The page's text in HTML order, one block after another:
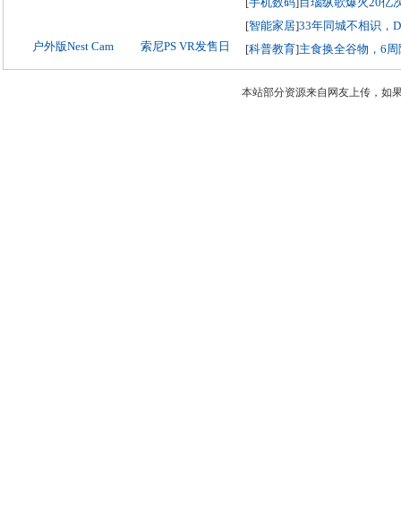
户外版Nest Cam 索尼PS VR发售日
[智能家居]33年同城不相识，
[科普教育]主食换全谷物，6
本站部分资源来自网友上传，如